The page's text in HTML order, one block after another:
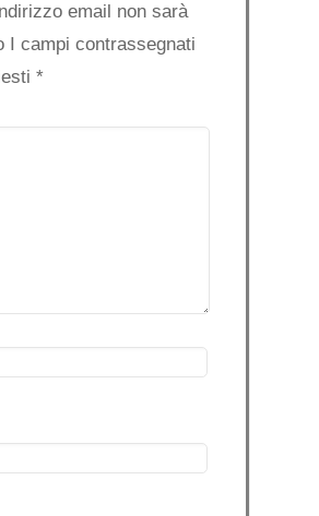
email non sarà
I campi contrassegnati
*